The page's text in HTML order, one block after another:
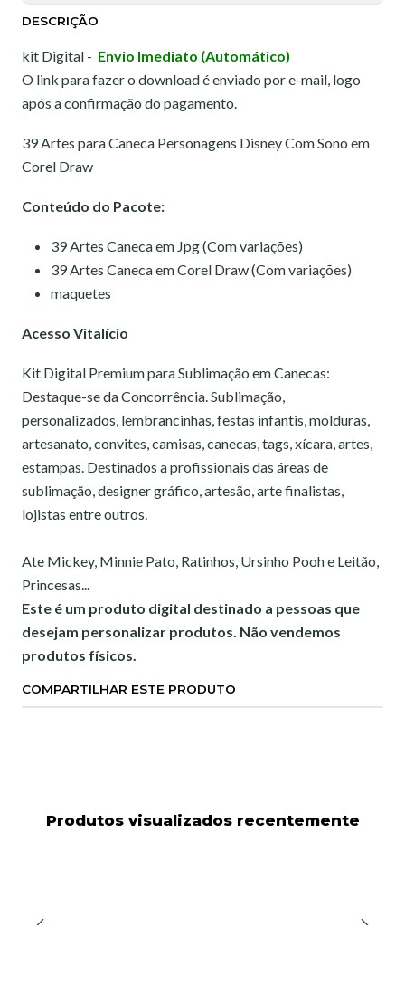
DESCRIÇÃO
kit Digital - Envio Imediato (Automático)
O link para fazer o download é enviado por e-mail, logo
após a confirmação do pagamento.
39 Artes para Caneca Personagens Disney Com Sono em
Corel Draw
Conteúdo do Pacote:
39 Artes Caneca em Jpg (Com variações)
39 Artes Caneca em Corel Draw (Com variações)
maquetes
Acesso Vitalício
Kit Digital Premium para Sublimação em Canecas:
Destaque-se da Concorrência. Sublimação,
personalizados, lembrancinhas, festas infantis, molduras,
artesanato, convites, camisas, canecas, tags, xícara, artes,
estampas. Destinados a profissionais das áreas de
sublimação, designer gráfico, artesão, arte finalistas,
lojistas entre outros.
Ate Mickey, Minnie Pato, Ratinhos, Ursinho Pooh e Leitão,
Princesas...
Este é um produto digital destinado a pessoas que
desejam personalizar produtos. Não vendemos
produtos físicos.
COMPARTILHAR ESTE PRODUTO
Produtos visualizados recentemente